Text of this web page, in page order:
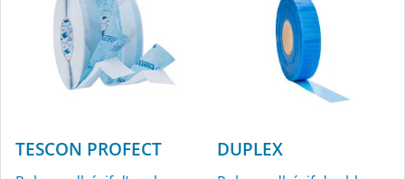
TESCON PROFECT DUPLEX